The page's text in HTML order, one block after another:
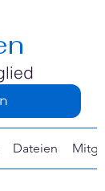
Dateien